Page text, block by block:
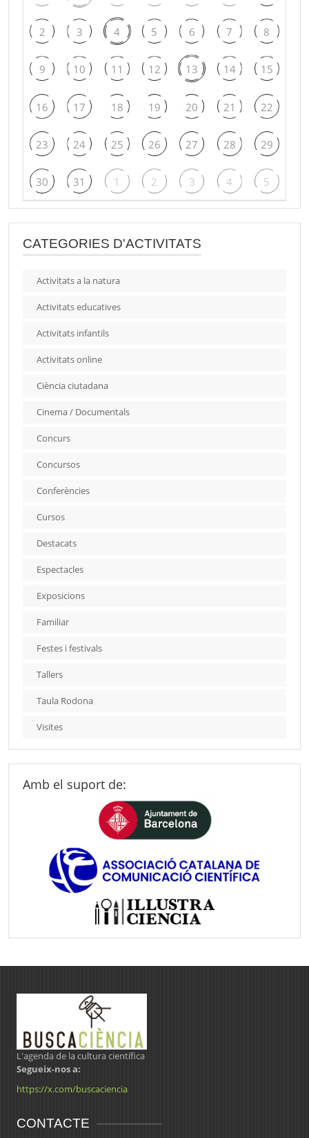
2 3 4 5 6 7 8
9 10 11 12 13 14 15
16 17 18 19 20 21 22
23 24 25 26 27 28 29
30 31 1 2 3 4 5
CATEGORIES D'ACTIVITATS
Activitats a la natura
Activitats educatives
Activitats infantils
Activitats online
Ciència ciutadana
Cinema / Documentals
Concurs
Concursos
Conferències
Cursos
Destacats
Espectacles
Exposicions
Familiar
Festes i festivals
Tallers
Taula Rodona
Visites
Amb el suport de:
L'agenda de la cultura científica
Segueix-nos a:
https://x.com/buscaciencia
CONTACTE